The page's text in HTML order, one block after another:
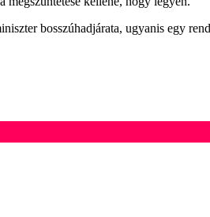
bosszúhadjárata, ugyanis egy